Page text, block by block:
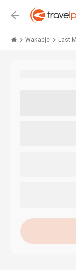
Wstecz
Wakacje Last